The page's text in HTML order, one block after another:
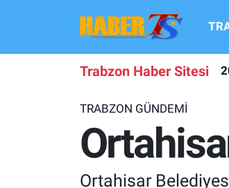
Trabzon Haber Sitesi
TRABZON GÜNDEMİ
Ortahisar
TRABZONSPOR
TRANSFER HABERLERI
Hava Durumu
Süper Lig Puan Durumu ve Fikstür
Tüm Manşetler